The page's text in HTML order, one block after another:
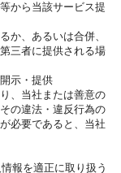
から当該サービス提
か、あるいは合併、
三者に提供される場
示・提供
、当社または善意の
の違法・違反行為の
必要であると、当社
報を適正に取り扱う